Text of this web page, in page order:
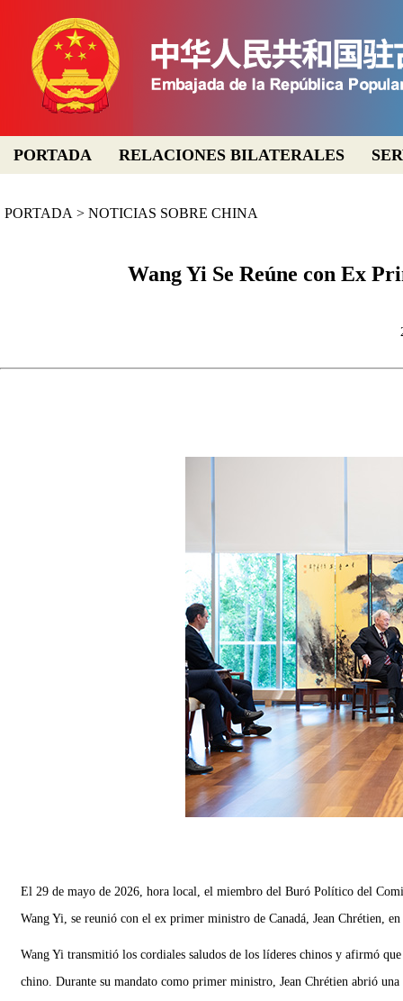
PORTADA RELACIONES BILATERALES
PORTADA > NOTICIAS SOBRE CHINA
Wang Yi Se Reúne con Ex
El 29 de mayo de 2026, hora local, el miembro del Buró Político del
Wang Yi, se reunió con el ex primer ministro de Canadá, Jean Chrétien,
Wang Yi transmitió los cordiales saludos de los líderes chinos y afirmó
chino. Durante su mandato como primer ministro, Jean Chrétien abrió una